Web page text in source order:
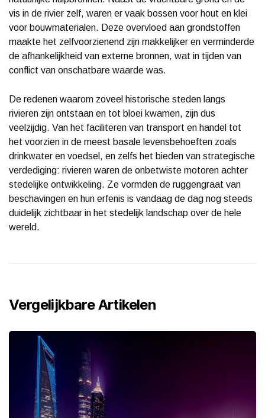
vis in de rivier zelf, waren er vaak bossen voor hout en klei
voor bouwmaterialen. Deze overvloed aan grondstoffen
maakte het zelfvoorzienend zijn makkelijker en verminderde
de afhankelijkheid van externe bronnen, wat in tijden van
conflict van onschatbare waarde was.
De redenen waarom zoveel historische steden langs
rivieren zijn ontstaan en tot bloei kwamen, zijn dus
veelzijdig. Van het faciliteren van transport en handel tot
het voorzien in de meest basale levensbehoeften zoals
drinkwater en voedsel, en zelfs het bieden van strategische
verdediging: rivieren waren de onbetwiste motoren achter
stedelijke ontwikkeling. Ze vormden de ruggengraat van
beschavingen en hun erfenis is vandaag de dag nog steeds
duidelijk zichtbaar in het stedelijk landschap over de hele
wereld.
Vergelijkbare Artikelen